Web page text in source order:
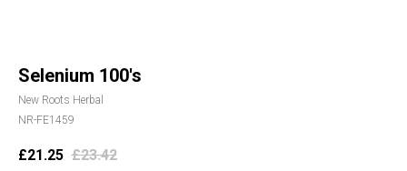
Selenium 100's
New Roots Herbal
NR-FE1459
£21.25 £23.42